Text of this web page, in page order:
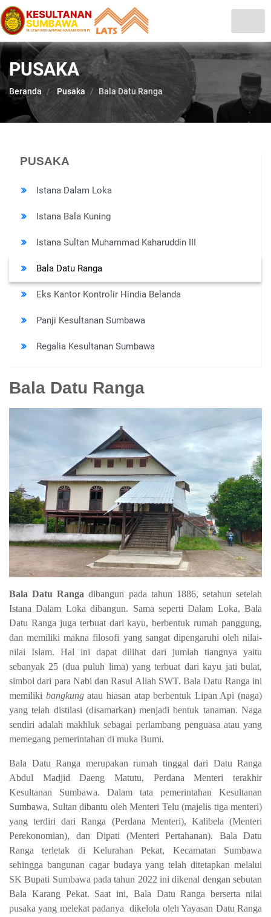
PUSAKA
Beranda Pusaka Bala Datu Ranga
PUSAKA
Istana Dalam Loka
Istana Bala Kuning
Istana Sultan Muhammad Kaharuddin III
Bala Datu Ranga
Eks Kantor Kontrolir Hindia Belanda
Panji Kesultanan Sumbawa
Regalia Kesultanan Sumbawa
Bala Datu Ranga
Bala Datu Ranga dibangun pada tahun 1886, setahun setelah
Istana Dalam Loka dibangun. Sama seperti Dalam Loka, Bala
Datu Ranga juga terbuat dari kayu, berbentuk rumah panggung,
dan memiliki makna filosofi yang sangat dipengaruhi oleh nilai-
nilai Islam. Hal ini dapat dilihat dari jumlah tiangnya yaitu
sebanyak 25 (dua puluh lima) yang terbuat dari kayu jati bulat,
simbol dari para Nabi dan Rasul Allah SWT. Bala Datu Ranga ini
memiliki bangkungatau hiasan atap berbentuk Lipan Api (naga)
yang telah distilasi (disamarkan) menjadi bentuk tanaman. Naga
sendiri adalah makhluk sebagai perlambang penguasa atau yang
memegang pemerintahan di muka Bumi.
Bala Datu Ranga merupakan rumah tinggal dari Datu Ranga
Abdul Madjid Daeng Matutu, Perdana Menteri terakhir
Kesultanan Sumbawa. Dalam tata pemerintahan Kesultanan
Sumbawa, Sultan dibantu oleh Menteri Telu (majelis tiga menteri)
yang terdiri dari Ranga (Perdana Menteri), Kalibela (Menteri
Perekonomian), dan Dipati (Menteri Pertahanan). Bala Datu
Ranga terletak di Kelurahan Pekat, Kecamatan Sumbawa
sehingga bangunan cagar budaya yang telah ditetapkan melalui
SK Bupati Sumbawa pada tahun 2022 ini dikenal dengan sebutan
Bala Karang Pekat. Saat ini, Bala Datu Ranga berserta nilai
pusaka yang melekat padanya dikelola oleh Yayasan Datu Ranga